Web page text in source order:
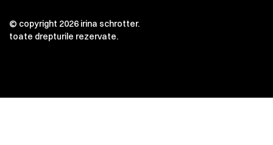
© copyright 2026 irina schrotter.
toate drepturile rezervate.